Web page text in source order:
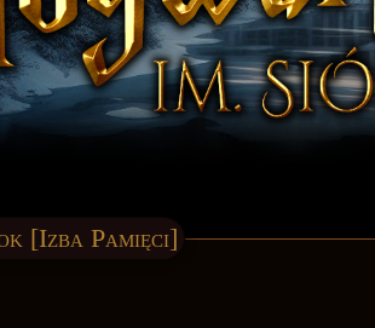
[Izba Pamięci]